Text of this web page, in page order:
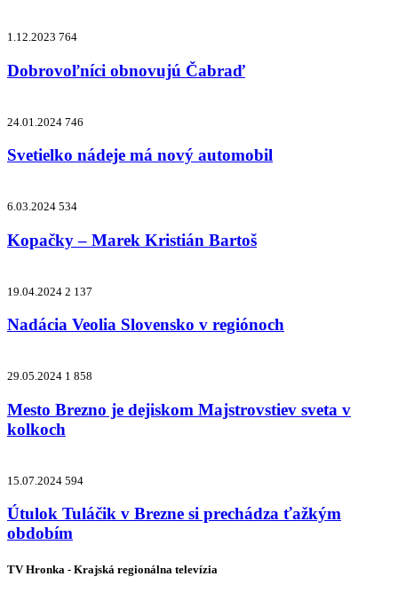
1.12.2023 764
Dobrovoľníci obnovujú Čabraď
24.01.2024 746
Svetielko nádeje má nový automobil
6.03.2024 534
Kopačky – Marek Kristián Bartoš
19.04.2024 2 137
Nadácia Veolia Slovensko v regiónoch
29.05.2024 1 858
Mesto Brezno je dejiskom Majstrovstiev sveta v
kolkoch
15.07.2024 594
Útulok Tuláčik v Brezne si prechádza ťažkým
obdobím
TV Hronka - Krajská regionálna televízia